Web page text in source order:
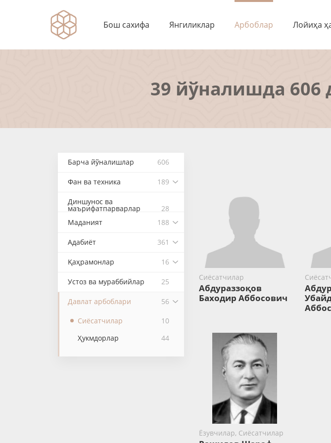
Бош сахифа Янгиликлар Арбоблар Лойиҳа
39 йўналишда 606
Барча йўналишлар 606
Фан ва техника 189
Диншунос ва
маърифатпарварлар
28
Маданият
188
Адабиёт 361
Қаҳрамонлар 16
Устоз ва мураббийлар 25
Давлат арбоблари 56
Сиёсатчилар
10
Ҳукмдорлар
44
Сиёсатчилар
Абдураззоқов
Баходир Аббосович
Ёзувчилар, Сиёсатчилар